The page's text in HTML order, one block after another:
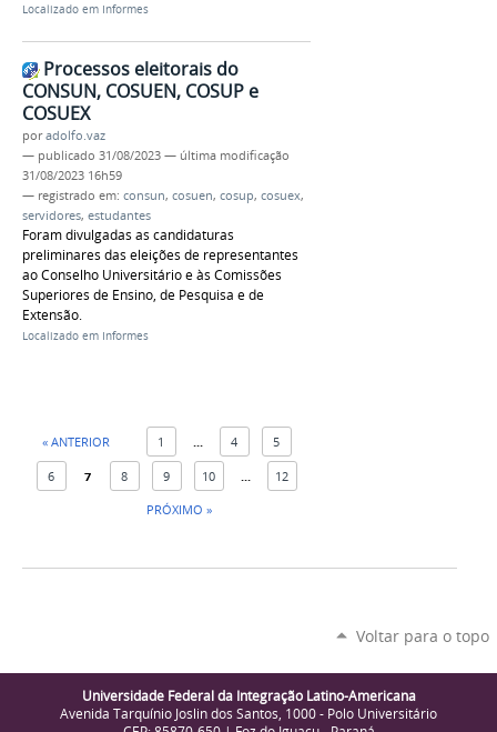
Localizado em Informes
Processos eleitorais do
CONSUN, COSUEN, COSUP e
COSUEX
poradolfo.vaz
— publicado 31/08/2023 — última modificação
31/08/2023 16h59
— registrado em: consun, cosuen, cosup, cosuex,
servidores, estudantes
Foram divulgadas as candidaturas
preliminares das eleições de representantes
ao Conselho Universitário e às Comissões
Superiores de Ensino, de Pesquisa e de
Extensão.
Localizado em Informes
« ANTERIOR 1 4 5
6 7 8 9 10
12
PRÓXIMO »
Voltar para o topo
Universidade Federal da Integração Latino-Americana
Avenida Tarquínio Joslin dos Santos, 1000 - Polo Universitário